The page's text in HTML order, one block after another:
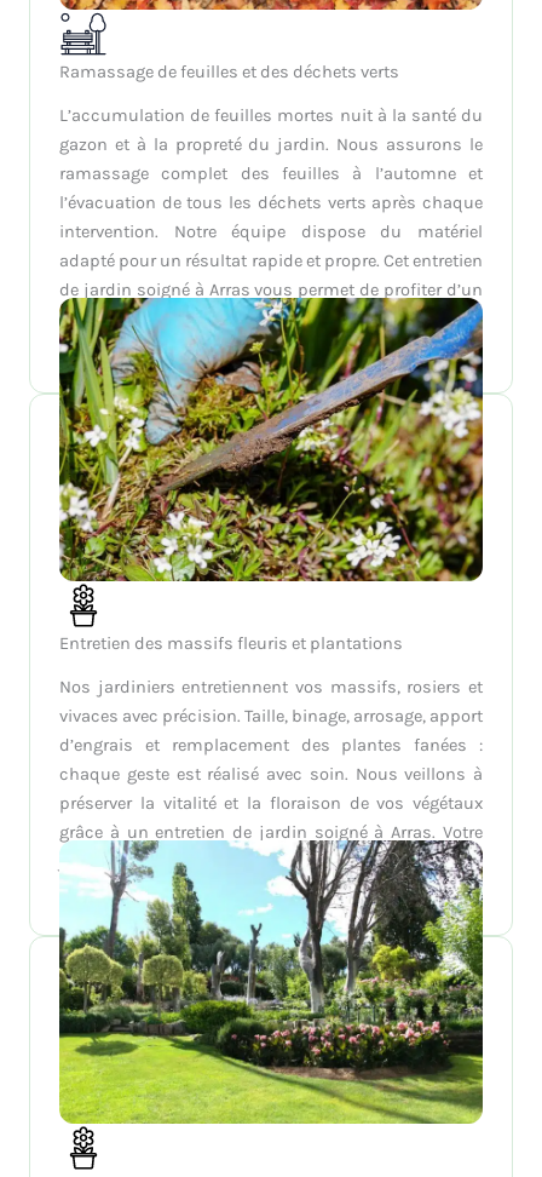
Ramassage de feuilles et des déchets verts
L’accumulation de feuilles mortes nuit à la santé du
gazon et à la propreté du jardin. Nous assurons le
ramassage complet des feuilles à l’automne et
l’évacuation de tous les déchets verts après chaque
intervention. Notre équipe dispose du matériel
adapté pour un résultat rapide et propre. Cet entretien
de jardin soigné à Arras vous permet de profiter d’un
espace net et bien entretenu, sans effort ni
contrainte.
Entretien des massifs fleuris et plantations
Nos jardiniers entretiennent vos massifs, rosiers et
vivaces avec précision. Taille, binage, arrosage, apport
d’engrais et remplacement des plantes fanées :
chaque geste est réalisé avec soin. Nous veillons à
préserver la vitalité et la floraison de vos végétaux
grâce à un entretien de jardin soigné à Arras. Votre
jardin reste coloré, équilibré et accueillant à chaque
saison.